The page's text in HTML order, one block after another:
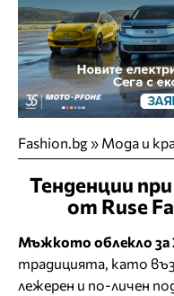
Fashion.bg» Мода и
Тенденции
от Ruse
Мъжкото облекло за
традицията, като
лежерен и по-личен